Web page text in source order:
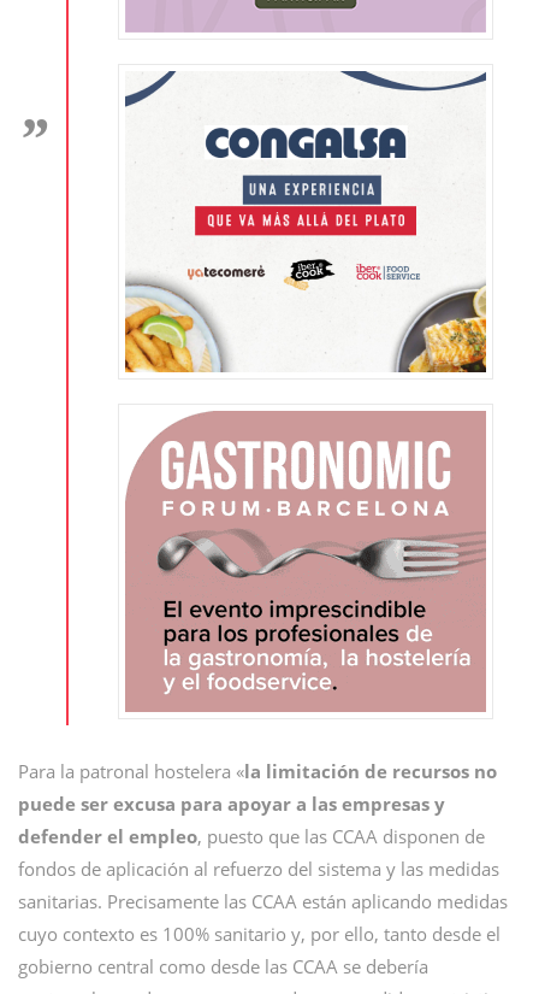
Para la patronal hostelera «la limitación de recursos no
puede ser excusa para apoyar a las empresas y
defender el empleo, puesto que las CCAA disponen de
fondos de aplicación al refuerzo del sistema y las medidas
sanitarias. Precisamente las CCAA están aplicando medidas
cuyo contexto es 100% sanitario y, por ello, tanto desde el
gobierno central como desde las CCAA se debería